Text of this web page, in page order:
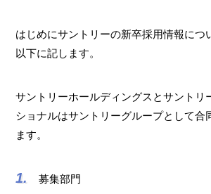
はじめにサントリーの新卒採用情報につ
以下に記します。
サントリーホールディングスとサントリ
ショナルはサントリーグループとして合
ます。
募集部門